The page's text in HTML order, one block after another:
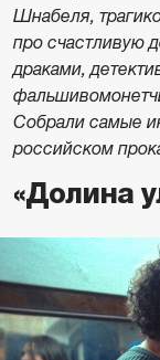
Шнабеля,
про счастливую
драками,
Собрали самые
российском
«Долина